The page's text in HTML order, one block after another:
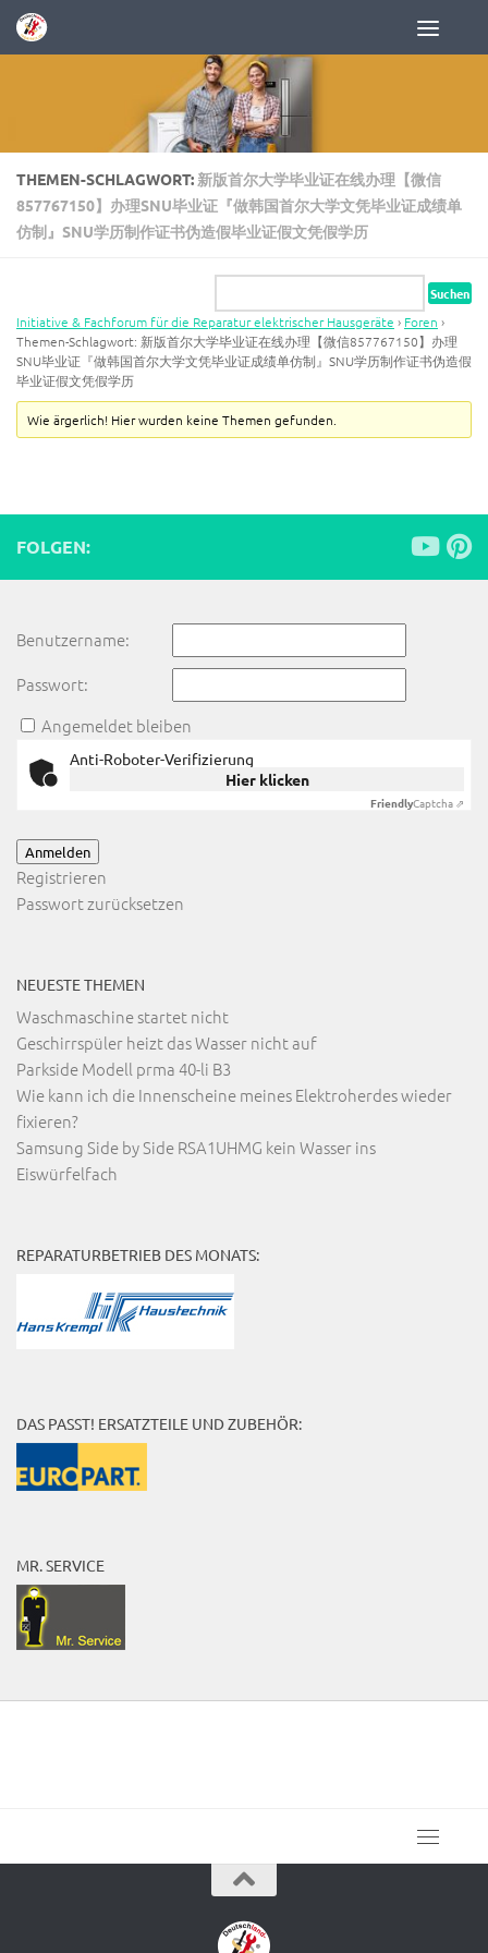
Zum Inhalt springen
THEMEN-SCHLAGWORT: 新版首尔大学毕业证在线办理【微信
857767150】办理SNU毕业证『做韩国首尔大学文凭毕业证成绩单
仿制』SNU学历制作证书伪造假毕业证假文凭假学历
Initiative & Fachforum für die Reparatur elektrischer Hausgeräte › Foren ›
Themen-Schlagwort: 新版首尔大学毕业证在线办理【微信857767150】办理
SNU毕业证『做韩国首尔大学文凭毕业证成绩单仿制』SNU学历制作证书伪造假
毕业证假文凭假学历
Wie ärgerlich! Hier wurden keine Themen gefunden.
FOLGEN:
Benutzername:
Passwort:
Angemeldet bleiben
Anti-Roboter-Verifizierung
Hier klicken
FriendlyCaptcha ⇗
Anmelden
Registrieren
Passwort zurücksetzen
NEUESTE THEMEN
Waschmaschine startet nicht
Geschirrspüler heizt das Wasser nicht auf
Parkside Modell prma 40-li B3
Wie kann ich die Innenscheine meines Elektroherdes wieder
fixieren?
Samsung Side by Side RSA1UHMG kein Wasser ins
Eiswürfelfach
REPARATURBETRIEB DES MONATS:
DAS PASST! ERSATZTEILE UND ZUBEHÖR:
MR. SERVICE